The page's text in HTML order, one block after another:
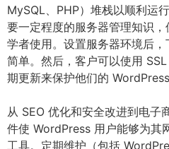
MySQL、PHP）堆栈以顺利运
要一定程度的服务器管理知识
学者使用。设置服务器环境后
简单。然后，客户可以使用
期更新来保护他们的
从 SEO 优化和安全改进到电子
件使 WordPress 用户能够为其
工具。定期维护（包括